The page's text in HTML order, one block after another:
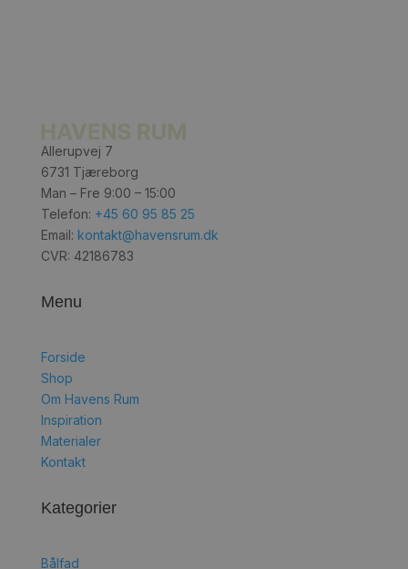
Allerupvej 7
6731 Tjæreborg
Man – Fre 9:00 – 15:00
Telefon: +45 60 95 85 25
Email: kontakt@havensrum.dk
CVR: 42186783
Menu
Forside
Shop
Om Havens Rum
Inspiration
Materialer
Kontakt
Kategorier
Bålfad